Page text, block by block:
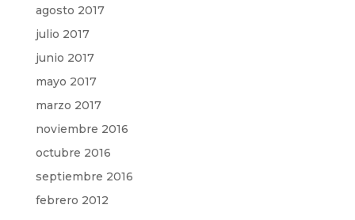
agosto 2017
julio 2017
junio 2017
mayo 2017
marzo 2017
noviembre 2016
octubre 2016
septiembre 2016
febrero 2012